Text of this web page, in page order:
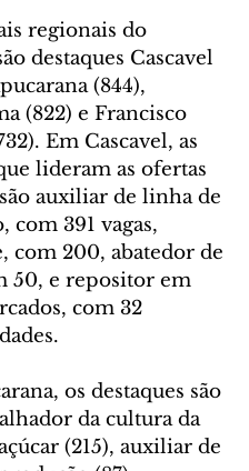
regionais do
destaques Cascavel
(844),
(822) e Francisco
Em Cascavel, as
lideram as ofertas
auxiliar de linha de
com 391 vagas,
com 200, abatedor de
50, e repositor em
com 32
os destaques são
da cultura da
(215), auxiliar de